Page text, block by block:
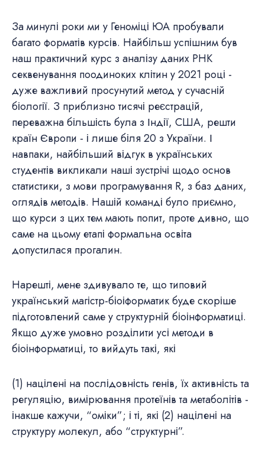
За минулі роки ми у Геноміці ЮА пробували
багато форматів курсів. Найбільш успішним був
наш практичний курс з аналізу даних РНК
секвенування поодиноких клітин у 2021 році -
дуже важливий просунутий метод у сучасній
біології. З приблизно тисячі реєстрацій,
переважна більшість була з Індії, США, решти
країн Європи - і лише біля 20 з України. І
навпаки, найбільший відгук в українських
студентів викликали наші зустрічі щодо основ
статистики, з мови програмування R, з баз даних,
оглядів методів. Нашій команді було приємно,
що курси з цих тем мають попит, проте дивно, що
саме на цьому етапі формальна освіта
допустилася прогалин.
Нарешті, мене здивувало те, що типовий
український магістр-біоіформатик буде скоріше
підготовлений саме у структурній біоінформатиці.
Якщо дуже умовно розділити усі методи в
біоінформатиці, то вийдуть такі, які
(1) націлені на послідовність генів, їх активність та
регуляцію, вимірювання протеїнів та метаболітів -
інакше кажучи, “оміки”; і ті, які (2) націлені на
структуру молекул, або “структурні”.